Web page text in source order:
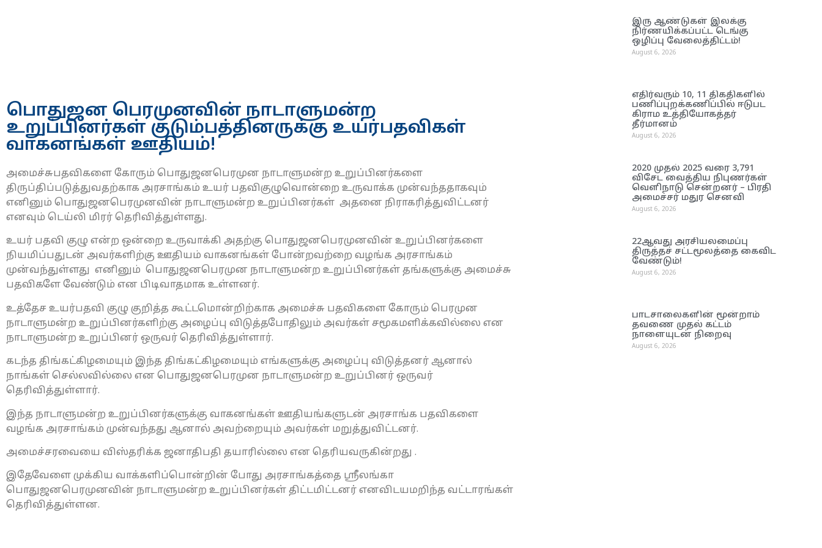
பொதுஜன பெரமுனவின் நாடாளுமன்ற
உறுப்பினர்கள் குடும்பத்தினருக்கு உயர்பதவிகள்
வாகனங்கள் ஊதியம்!
அமைச்சுபதவிகளை கோரும் பொதுஜனபெரமுன நாடாளுமன்ற உறுப்பினர்களை
திருப்திப்படுத்துவதற்காக அரசாங்கம் உயர் பதவிகுழுவொன்றை உருவாக்க முன்வந்ததாகவும்
எனினும் பொதுஜனபெரமுனவின் நாடாளுமன்ற உறுப்பினர்கள் அதனை நிராகரித்துவிட்டனர்
எனவும் டெய்லி மிரர் தெரிவித்துள்ளது.
உயர் பதவி குழு என்ற ஒன்றை உருவாக்கி அதற்கு பொதுஜனபெரமுனவின் உறுப்பினர்களை
நியமிப்பதுடன் அவர்களிற்கு ஊதியம் வாகனங்கள் போன்றவற்றை வழங்க அரசாங்கம்
முன்வந்துள்ளது எனினும் பொதுஜனபெரமுன நாடாளுமன்ற உறுப்பினர்கள் தங்களுக்கு அமைச்சு
பதவிகளே வேண்டும் என பிடிவாதமாக உள்ளனர்.
உத்தேச உயர்பதவி குழு குறித்த கூட்டமொன்றிற்காக அமைச்சு பதவிகளை கோரும் பெரமுன
நாடாளுமன்ற உறுப்பினர்களிற்கு அழைப்பு விடுத்தபோதிலும் அவர்கள் சமூகமளிக்கவில்லை என
நாடாளுமன்ற உறுப்பினர் ஒருவர் தெரிவித்துள்ளார்.
கடந்த திங்கட்கிழமையும் இந்த திங்கட்கிழமையும் எங்களுக்கு அழைப்பு விடுத்தனர் ஆனால்
நாங்கள் செல்லவில்லை என பொதுஜனபெரமுன நாடாளுமன்ற உறுப்பினர் ஒருவர்
தெரிவித்துள்ளார்.
இந்த நாடாளுமன்ற உறுப்பினர்களுக்கு வாகனங்கள் ஊதியங்களுடன் அரசாங்க பதவிகளை
வழங்க அரசாங்கம் முன்வந்தது ஆனால் அவற்றையும் அவர்கள் மறுத்துவிட்டனர்.
அமைச்சரவையை விஸ்தரிக்க ஜனாதிபதி தயாரில்லை என தெரியவருகின்றது .
இதேவேளை முக்கிய வாக்களிப்பொன்றின் போது அரசாங்கத்தை ஸ்ரீலங்கா
பொதுஜனபெரமுனவின் நாடாளுமன்ற உறுப்பினர்கள் திட்டமிட்டனர் எனவிடயமறிந்த வட்டாரங்கள்
தெரிவித்துள்ளன.
இரு ஆண்டுகள் இலக்கு
நிர்ணயிக்கப்பட்ட டெங்கு
ஒழிப்பு வேலைத்திட்டம்!
August 6, 2026
எதிர்வரும் 10, 11 திகதிகளில்
பணிப்புறக்கணிப்பில் ஈடுபட
கிராம உத்தியோகத்தர்
தீர்மானம்
August 6, 2026
2020 முதல் 2025 வரை 3,791
விசேட வைத்திய நிபுணர்கள்
வெளிநாடு சென்றனர் – பிரதி
அமைச்சர் மதுர செனவி
August 6, 2026
22ஆவது அரசியலமைப்பு
திருத்தச் சட்டமூலத்தை கைவிட
வேண்டும்!
August 6, 2026
பாடசாலைகளின் மூன்றாம்
தவணை முதல் கட்டம்
நாளையுடன் நிறைவு
August 6, 2026